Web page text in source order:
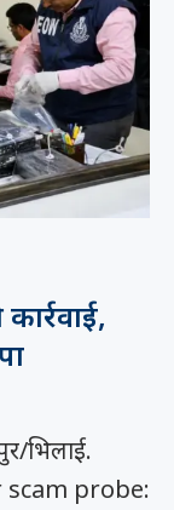
भिलाई.
probe: